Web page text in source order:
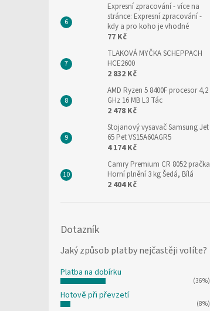
Expresní zpracování- více na
stránce: Expresní zpracování -
kdy a pro koho je vhodné
77 Kč
TLAKOVÁ MYČKA SCHEPPACH
HCE2600
2 832 Kč
AMD Ryzen 5 8400F procesor 4,2
GHz 16 MB L3 Tác
2 478 Kč
Stojanový vysavač Samsung Jet
65 Pet VS15A60AGR5
4 174 Kč
Camry Premium CR 8052 pračka
Horní plnění 3 kg Šedá, Bílá
2 404 Kč
Dotazník
Jaký způsob platby nejčastěji volíte?
Platba na dobírku
(36%)
Hotově při převzetí
(8%)